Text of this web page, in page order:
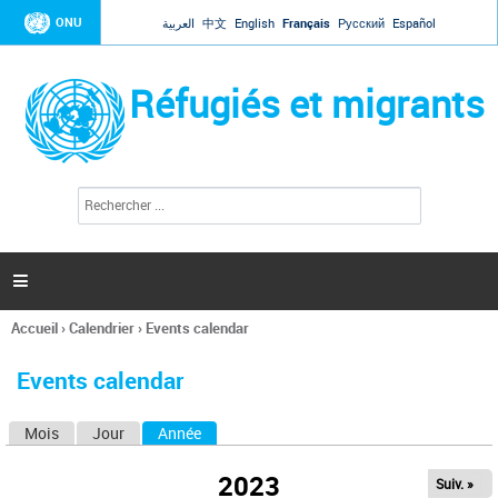
Jump to navigation
ONU العربية 中文 English Français Русский Español
Réfugiés et migrants
l
c
h
e

Vous
ici
Accueil›Calendrier› Events calendar
Events calendar
Mois Jour Année
2023 Suiv. »